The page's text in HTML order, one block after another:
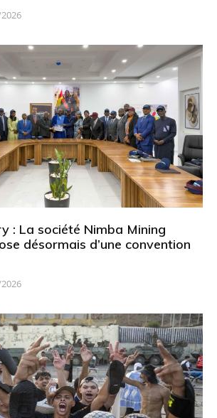
: La société Nimba Mining
désormais d’une convention